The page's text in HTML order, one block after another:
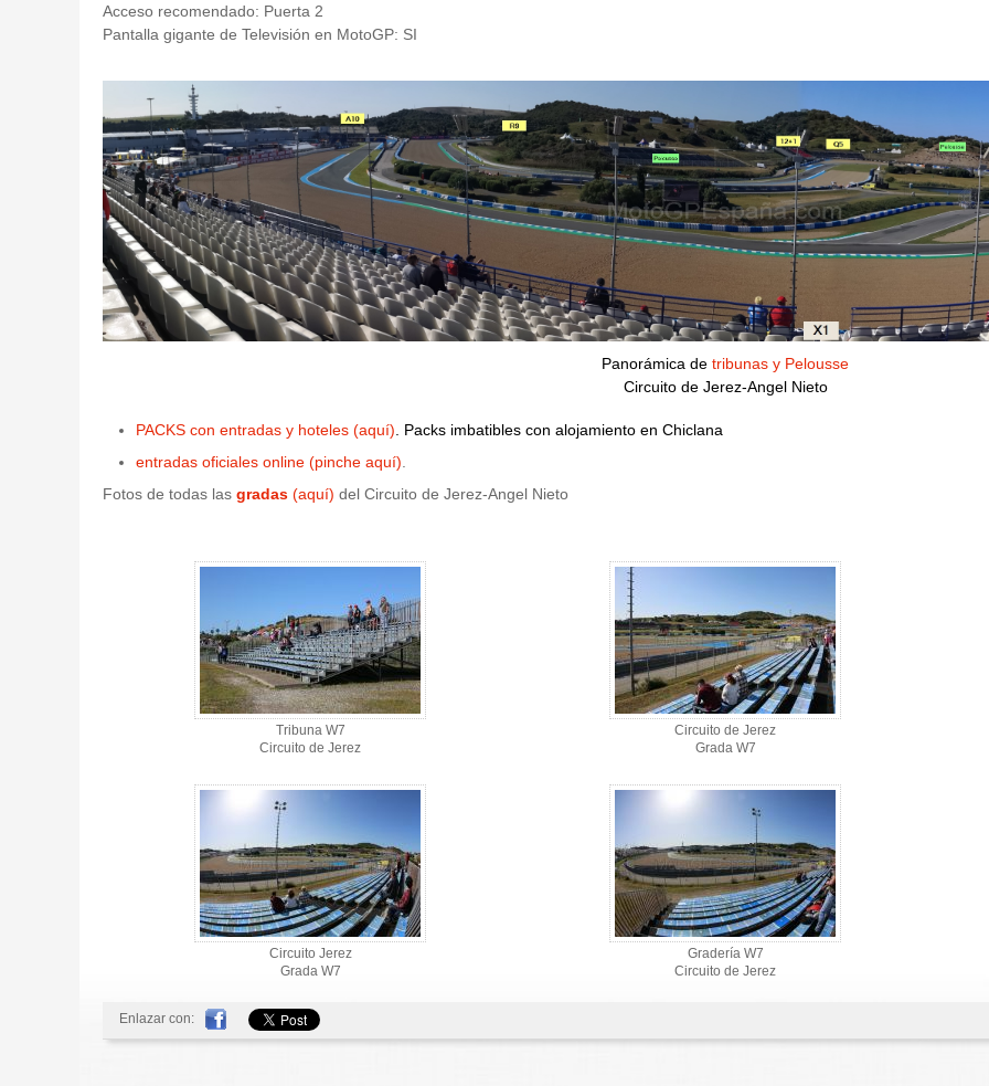
Acceso recomendado: Puerta 2
Pantalla gigante de Televisión en MotoGP: SI
Panorámica de tribunas y Pelousse
Circuito de Jerez-Angel Nieto
PACKS con entradas y hoteles (aquí). Packs imbatibles con alojamiento en Chiclana
entradas oficiales online (pinche aquí).
Fotos de todas las gradas (aquí) del Circuito de Jerez-Angel Nieto
Tribuna W7
Circuito de Jerez
Circuito de Jerez
Grada W7
Circuito Jerez
Grada W7
Gradería W7
Circuito de Jerez
Enlazar con: